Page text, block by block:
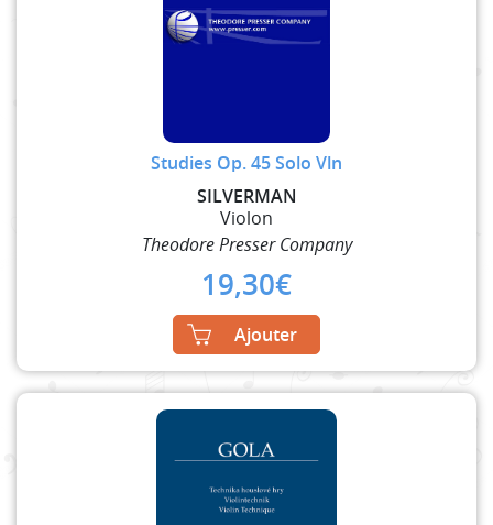
Studies Op. 45 Solo Vln
SILVERMAN
Violon
Theodore Presser Company
19,30€
Ajouter